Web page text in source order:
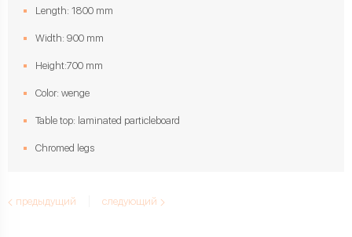
Length: 1800 mm
Width: 900 mm
Height:700 mm
Color: wenge
Table top: laminated particleboard
Chromed legs
предыдущий следующий